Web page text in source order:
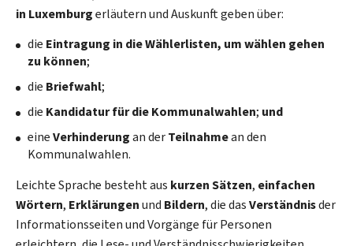
in Luxemburgerläutern und Auskunft geben über:
die Eintragung in die Wählerlisten, um wählen gehen
zu können;
die Briefwahl;
die Kandidatur für die Kommunalwahlen; und
eineVerhinderungan derTeilnahmean den
Kommunalwahlen.
Leichte Sprache besteht aus kurzen Sätzen, einfachen
Wörtern, Erklärungenund Bildern, die dasVerständnisder
Informationsseiten und Vorgänge für Personen